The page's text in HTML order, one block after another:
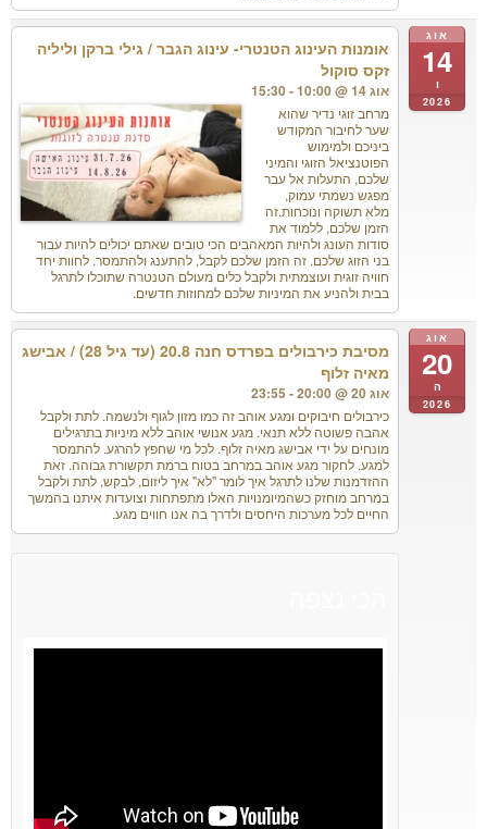
אוג
14
ו
2026
אומנות העינוג הטנטרי- עינוג הגבר / גילי ברקן וליליה
זקס סוקול
אוג 14 @ 10:00 - 15:30
מרחב זוגי נדיר שהוא
שער לחיבור המקודש
ביניכם ולמימוש
הפוטנציאל הזוגי והמיני
שלכם, התעלות אל עבר
מפגש נשמתי עמוק,
מלא תשוקה ונוכחות. ​זה
הזמן שלכם, ללמוד את
סודות העונג ולהיות המאהבים הכי טובים שאתם יכולים להיות עבור
בני הזוג שלכם. ‏‎זה הזמן שלכם לקבל, להתענג ולהתמסר. לחוות יחד
חוויה זוגית ועוצמתית ולקבל כלים מעולם הטנטרה שתוכלו לתרגל
בבית ולהניע את המיניות שלכם למחוזות חדשים.
אוג
20
ה
2026
מסיבת כירבולים בפרדס חנה 20.8 (עד גיל 28) / אבישג
מאיה זלוף
אוג 20 @ 20:00 - 23:55
כירבולים חיבוקים ומגע אוהב זה כמו מזון לגוף ולנשמה. לתת ולקבל
אהבה פשוטה ללא תנאי. מגע אנושי אוהב ללא מיניות בתרגילים
מונחים על ידי אבישג מאיה זלוף. לכל מי שחפץ להרגע. להתמסר
למגע. לחקור מגע אוהב במרחב בטוח ברמת תקשורת גבוהה. זאת
ההזדמנות שלנו לתרגל איך לומר "לא" איך ליזום, לבקש, לתת ולקבל
במרחב מוחזק כשהמיומנויות האלו מתפתחות וצועדות איתנו בהמשך
החיים לכל מערכות היחסים ולדרך בה אנו חווים מגע.